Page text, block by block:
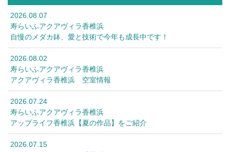
2026.08.07
寿らいふアクアヴィラ香椎浜
自慢のメダカ鉢、愛と技術で今年も成長中です！
2026.08.02
寿らいふアクアヴィラ香椎浜
アクアヴィラ香椎浜 空室情報
2026.07.24
寿らいふアクアヴィラ香椎浜
アップライフ香椎浜【夏の作品】をご紹介
2026.07.15